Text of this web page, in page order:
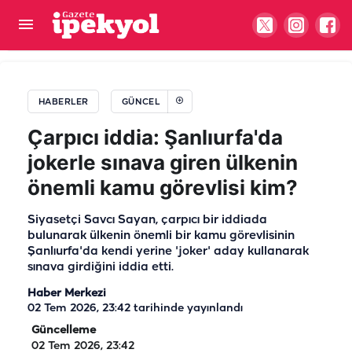
HABERLER GÜNCEL
Çarpıcı iddia: Şanlıurfa'da
jokerle sınava giren ülkenin
önemli kamu görevlisi kim?
Siyasetçi Savcı Sayan, çarpıcı bir iddiada
bulunarak ülkenin önemli bir kamu görevlisinin
Şanlıurfa'da kendi yerine 'joker' aday kullanarak
sınava girdiğini iddia etti.
Haber Merkezi
02 Tem 2026, 23:42 tarihinde yayınlandı
Güncelleme
02 Tem 2026, 23:42
DEM Parti çerçeve yasa teklifine imza attı!